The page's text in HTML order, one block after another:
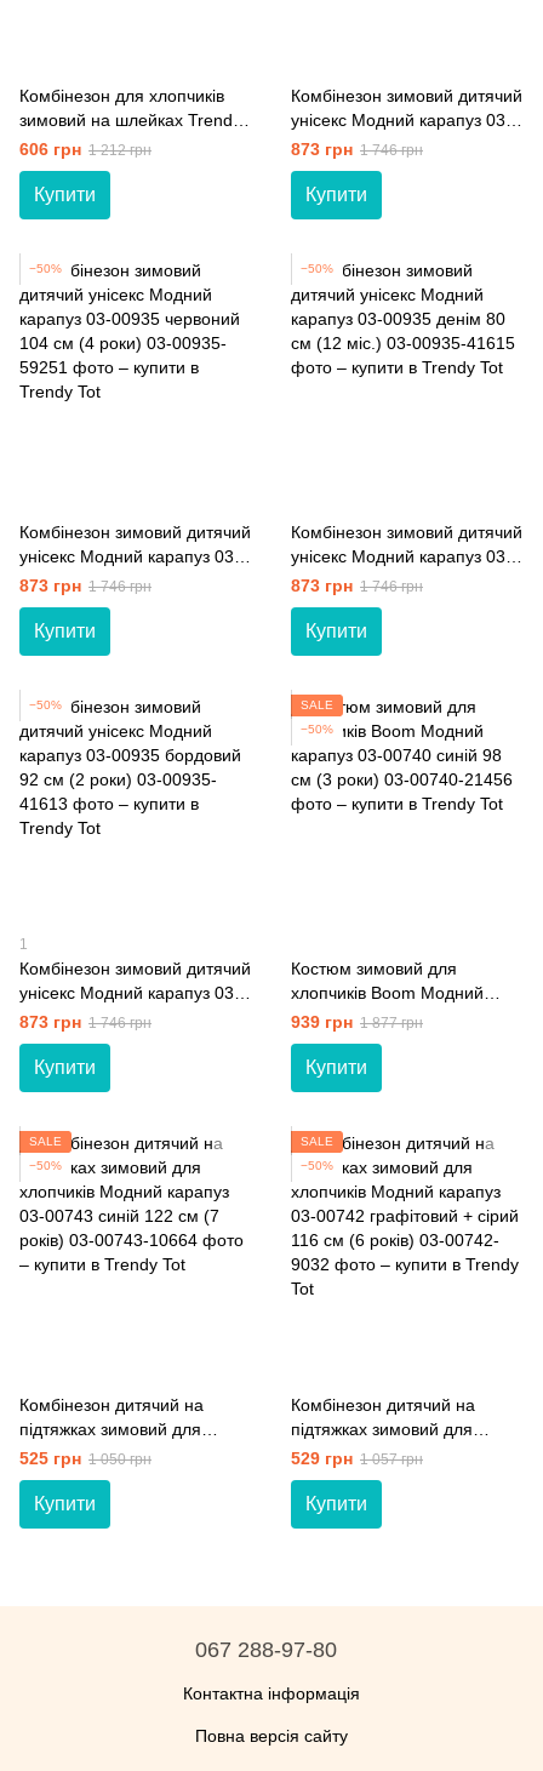
Комбінезон для хлопчиків
зимовий на шлейках Trendy
Tot 03-01517 синій 104 см (4
роки)
606 грн 1 212 грн
Купити
Комбінезон зимовий дитячий
унісекс Модний карапуз 03-
00935 блакитний 104 см (4
роки)
873 грн 1 746 грн
Купити
−50%
Комбінезон зимовий дитячий
унісекс Модний карапуз 03-
00935 червоний 104 см (4
роки)
873 грн 1 746 грн
Купити
−50%
Комбінезон зимовий дитячий
унісекс Модний карапуз 03-
00935 денім 80 см (12 мiс.)
873 грн 1 746 грн
Купити
−50%
1
Комбінезон зимовий дитячий
унісекс Модний карапуз 03-
00935 бордовий 92 см (2
роки)
873 грн 1 746 грн
Купити
SALE
−50%
Костюм зимовий для
хлопчиків Boom Модний
карапуз 03-00740 синій 98
см (3 роки)
939 грн 1 877 грн
Купити
SALE
−50%
Комбінезон дитячий на
підтяжках зимовий для
хлопчиків Модний карапуз
03-00743 синій 122 см (7
років)
525 грн 1 050 грн
Купити
SALE
−50%
Комбінезон дитячий на
підтяжках зимовий для
хлопчиків Модний карапуз
03-00742 графітовий + сірий
116 см (6 років)
529 грн 1 057 грн
Купити
067 288-97-80
Контактна інформація
Повна версія сайту